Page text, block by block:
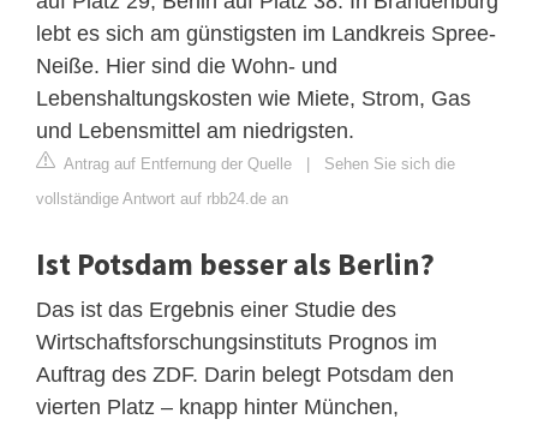
lebt es sich am günstigsten im Landkreis Spree-
Neiße. Hier sind die Wohn- und
Lebenshaltungskosten wie Miete, Strom, Gas
und Lebensmittel am niedrigsten.
Antrag auf Entfernung der Quelle | Sehen Sie sich die
vollständige Antwort auf rbb24.de an
Ist Potsdam besser als Berlin?
Das ist das Ergebnis einer Studie des
Wirtschaftsforschungsinstituts Prognos im
Auftrag des ZDF. Darin belegt Potsdam den
vierten Platz – knapp hinter München,